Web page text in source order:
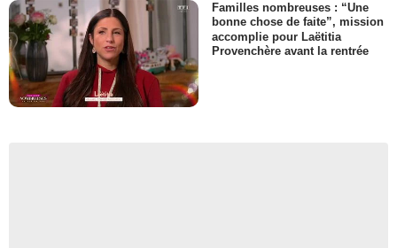
Familles nombreuses : “Une
bonne chose de faite”, mission
accomplie pour Laëtitia
Provenchère avant la rentrée